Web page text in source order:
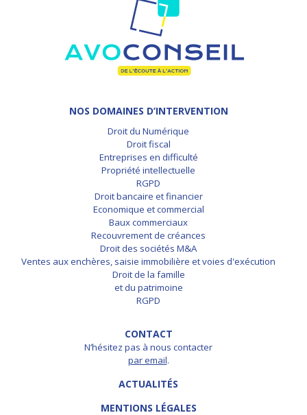
NOS DOMAINES D’INTERVENTION
Droit du Numérique
Droit fiscal
Entreprises en difficulté
Propriété intellectuelle
RGPD
Droit bancaire et financier
Economique et commercial
Baux commerciaux
Recouvrement de créances
Droit des sociétés M&A
Ventes aux enchères, saisie immobilière et voies d'exécution
Droit de la famille
et du patrimoine
RGPD
CONTACT
N’hésitez pas à nous contacter
par email.
ACTUALITÉS
MENTIONS LÉGALES